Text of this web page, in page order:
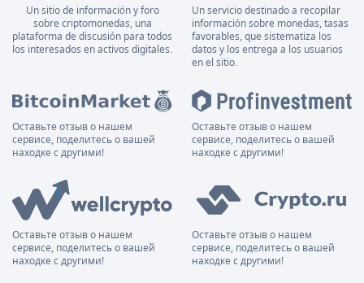
Un sitio de información y foro
sobre criptomonedas, una
plataforma de discusión para todos
los interesados en activos digitales.
Un servicio destinado a recopilar
información sobre monedas, tasas
favorables, que sistematiza los
datos y los entrega a los usuarios
en el sitio.
Оставьте отзыв о нашем
сервисе, поделитесь о вашей
находке с другими!
Оставьте отзыв о нашем
сервисе, поделитесь о вашей
находке с другими!
Оставьте отзыв о нашем
сервисе, поделитесь о вашей
находке с другими!
Оставьте отзыв о нашем
сервисе, поделитесь о вашей
находке с другими!